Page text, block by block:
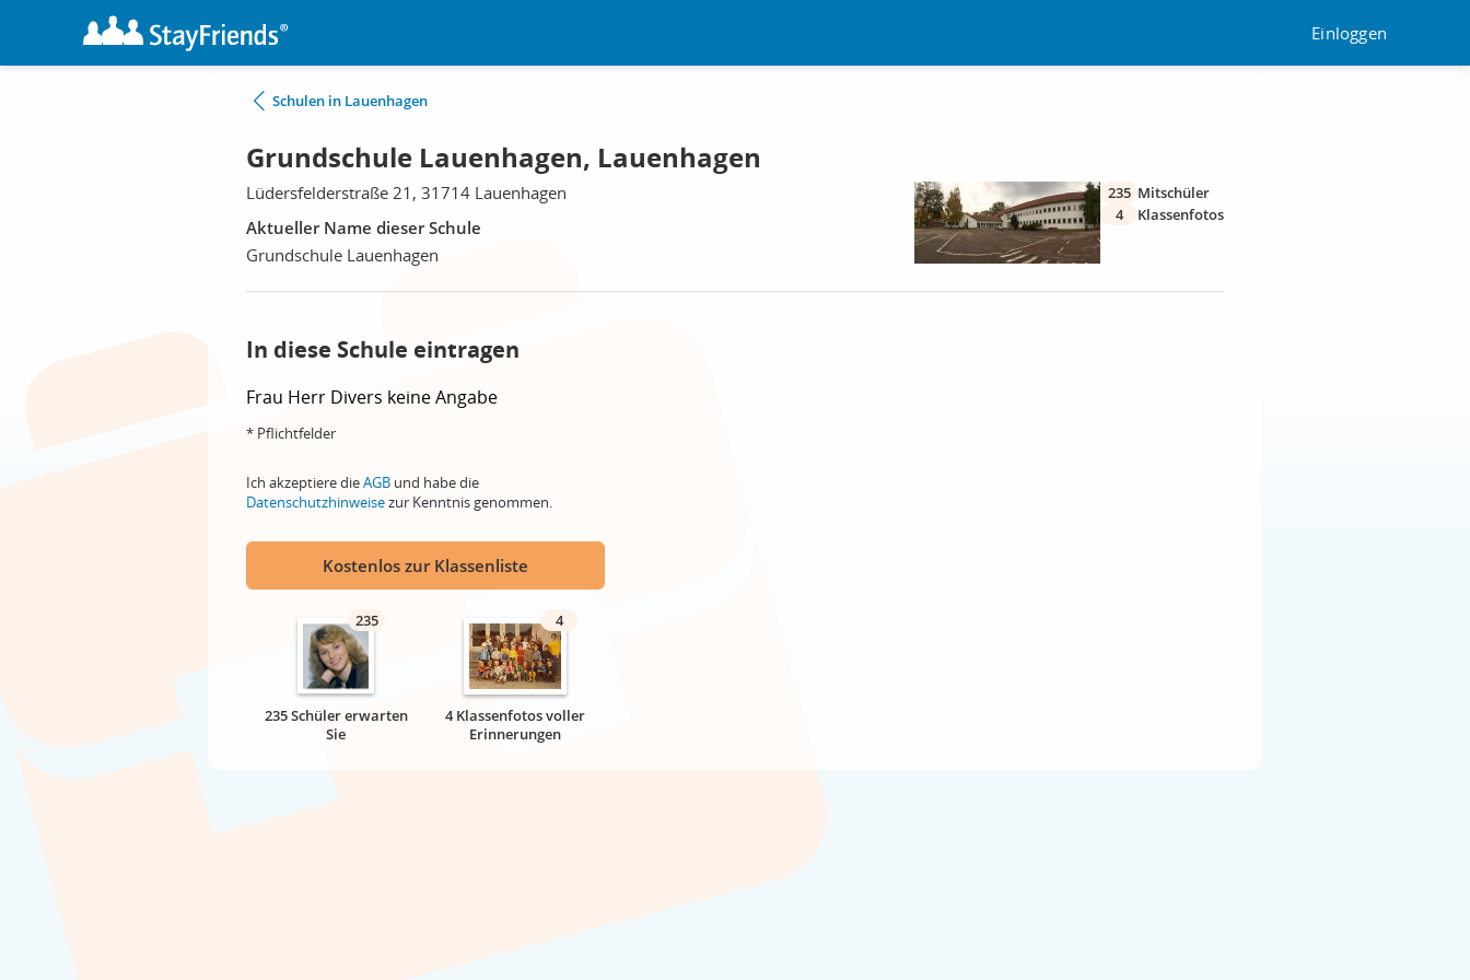
Einloggen
Schulen in Lauenhagen
Grundschule Lauenhagen, Lauenhagen
Lüdersfelderstraße 21, 31714 Lauenhagen
Aktueller Name dieser Schule
Grundschule Lauenhagen
235 Mitschüler
4
Klassenfotos
In diese Schule eintragen
Frau Herr Divers keine Angabe
* Pflichtfelder
Ich akzeptiere dieAGB und habe die
Datenschutzhinweisezur Kenntnis genommen.
Kostenlos zur Klassenliste
235
235 Schüler erwarten
Sie
4
4 Klassenfotos voller
Erinnerungen